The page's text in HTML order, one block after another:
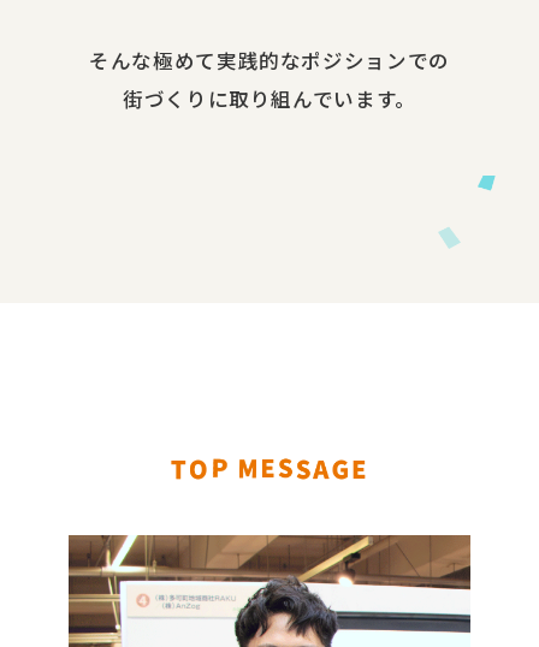
​そんな​極めて​実践的な​ポジションでの​
街づくりに​取り組んでいます。​